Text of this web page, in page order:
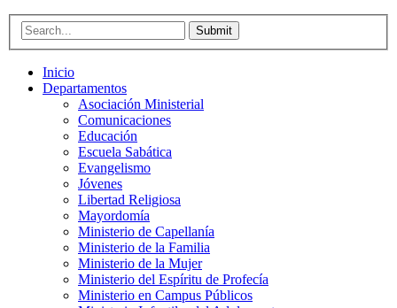
Submit
Inicio
Departamentos
Asociación Ministerial
Comunicaciones
Educación
Escuela Sabática
Evangelismo
Jóvenes
Libertad Religiosa
Mayordomía
Ministerio de Capellanía
Ministerio de la Familia
Ministerio de la Mujer
Ministerio del Espíritu de Profecía
Ministerio en Campus Públicos